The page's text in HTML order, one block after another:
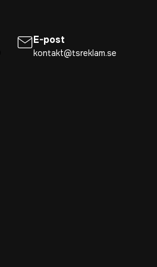
E-post
kontakt@tsreklam.se